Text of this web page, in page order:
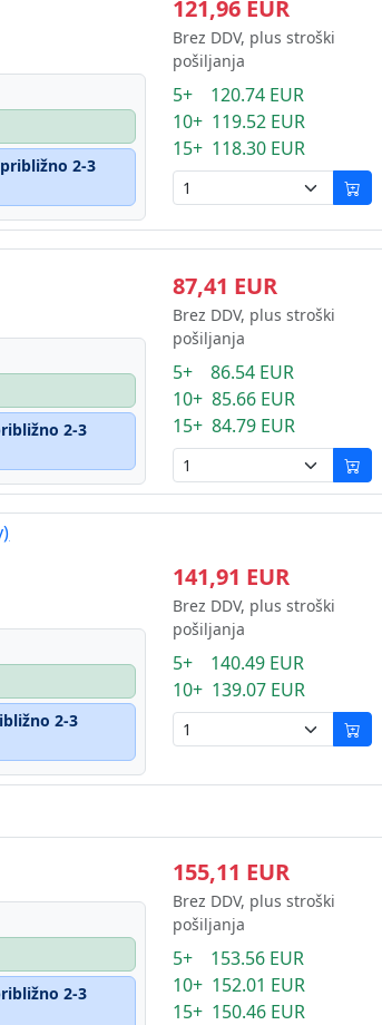
2-3
121,96 EUR
Brez DDV, plus stroški
pošiljanja
5+ 120.74 EUR
10+ 119.52 EUR
15+ 118.30 EUR
2-3
87,41 EUR
Brez DDV, plus stroški
pošiljanja
5+ 86.54 EUR
10+ 85.66 EUR
15+ 84.79 EUR
2-3
141,91 EUR
Brez DDV, plus stroški
pošiljanja
5+ 140.49 EUR
10+ 139.07 EUR
2-3
155,11 EUR
Brez DDV, plus stroški
pošiljanja
5+ 153.56 EUR
10+ 152.01 EUR
15+ 150.46 EUR